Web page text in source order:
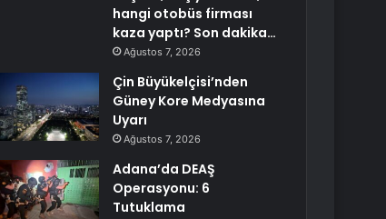
hangi otobüs firması
kaza yaptı? Son dakika…
Ağustos 7, 2026
Çin Büyükelçisi’nden
Güney Kore Medyasına
Uyarı
Ağustos 7, 2026
Adana’da DEAŞ
Operasyonu: 6
Tutuklama